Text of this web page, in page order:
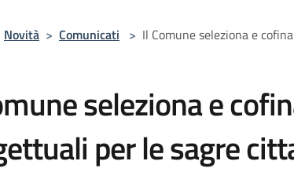
Novità > Comunicati > Il Comune seleziona e
seleziona e
per le sagre